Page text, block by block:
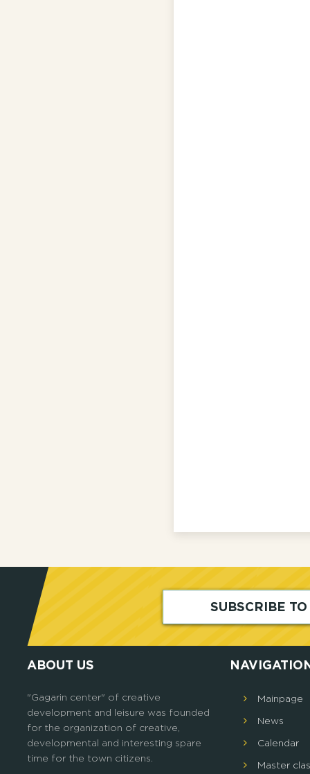
SUBSCRIBE
ABOUT US
"Gagarin center" of creative
development and leisure was founded
for the organization of creative,
developmental and interesting spare
time for the town citizens.
Mainpage
News
Calendar
Master